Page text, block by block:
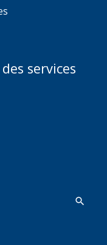
services